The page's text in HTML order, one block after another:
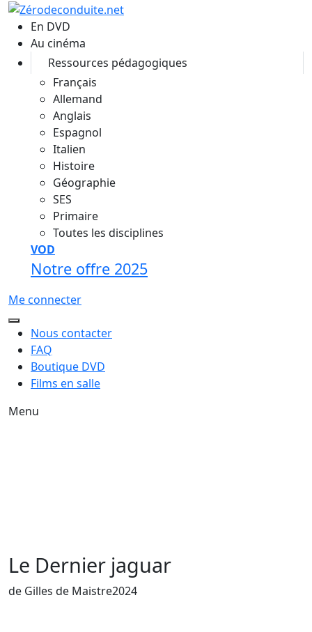
Aller au contenu principal
En DVD
Au cinéma
Ressources pédagogiques
Français
Allemand
Anglais
Espagnol
Italien
Histoire
Géographie
SES
Primaire
Toutes les disciplines
VOD
Notre offre 2025
Me connecter
Nous contacter
FAQ
Boutique DVD
Films en salle
Menu
Le Dernier jaguar
de Gilles de Maistre2024